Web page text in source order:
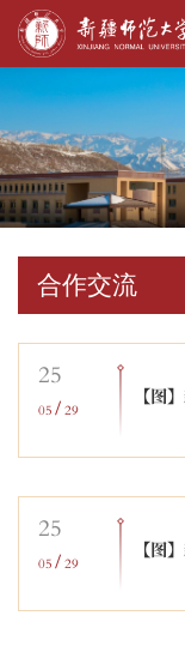
合作交流
25
05 / 29
25
05 / 29